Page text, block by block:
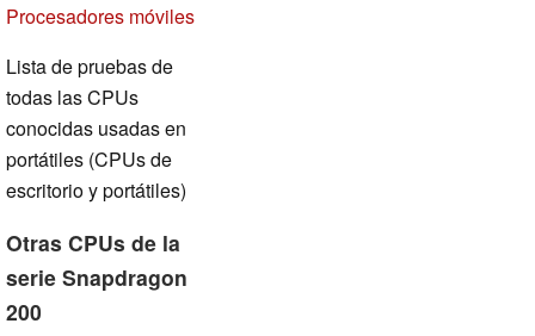
Procesadores móviles
Lista de pruebas de
todas las CPUs
conocidas usadas en
portátiles (CPUs de
escritorio y portátiles)
Otras CPUs de la
serie Snapdragon
200